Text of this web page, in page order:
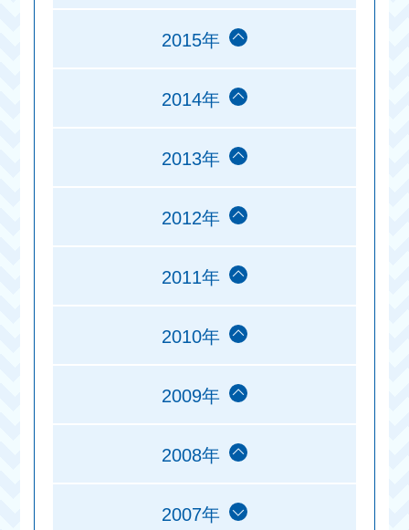
2015年
2014年
2013年
2012年
2011年
2010年
2009年
2008年
2007年